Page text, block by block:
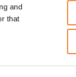
and
that